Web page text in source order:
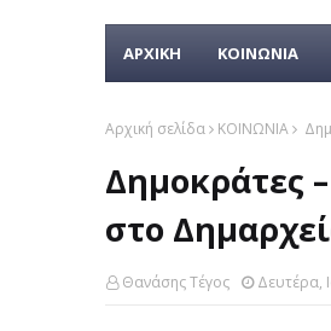
ΑΡΧΙΚΗ ΚΟΙΝΩΝΙΑ
Αρχική σελίδα ΚΟΙΝΩΝΙΑ
Δημοκράτες
στο
Θανάσης Τέγος Δευτέρα,